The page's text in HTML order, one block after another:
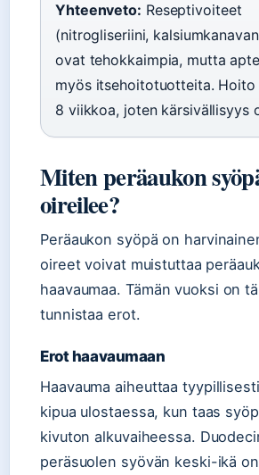
Yhteenveto: Reseptivoiteet
(nitrogliseriini,
ovat tehokkaimpia, mutta
myös itsehoitotuotteita. Hoito
8 viikkoa, joten kärsivällisyys
Miten peräaukon
oireilee?
Peräaukon syöpä on
oireet voivat muistuttaa
haavaumaa. Tämän vuoksi on
tunnistaa erot.
Erot haavaumaan
Haavauma aiheuttaa
kipua ulostaessa, kun taas
kivuton alkuvaiheessa.
peräsuolen syövän keski-ikä